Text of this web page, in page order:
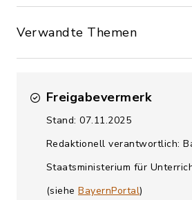
Verwandte Themen
Freigabevermerk
Stand: 07.11.2025
Redaktionell verantwortlich:
Staatsministerium für
(siehe BayernPortal)